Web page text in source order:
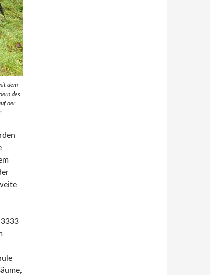
dem
des
der